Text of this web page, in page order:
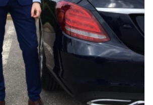
Сервис в Колпино
60, Колпино
во Всеволожске
28, Всеволожск